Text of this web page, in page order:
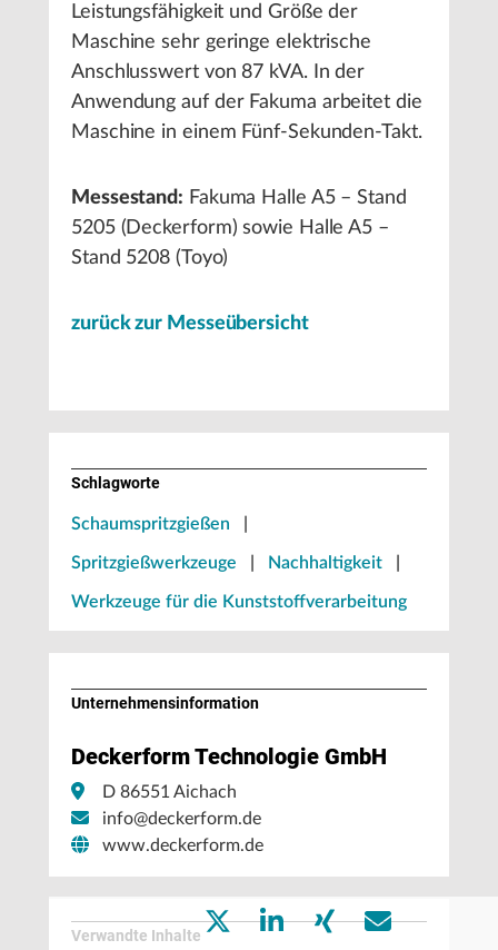
Leistungsfähigkeit und Größe der
Maschine sehr geringe elektrische
Anschlusswert von 87 kVA. In der
Anwendung auf der Fakuma arbeitet die
Maschine in einem Fünf-Sekunden-Takt.
Messestand: Fakuma Halle A5 – Stand
5205 (Deckerform) sowie Halle A5 –
Stand 5208 (Toyo)
zurück zur Messeübersicht
Schlagworte
Schaumspritzgießen
Spritzgießwerkzeuge Nachhaltigkeit
Werkzeuge für die Kunststoffverarbeitung
Unternehmens­information
Deckerform Technologie GmbH
D 86551 Aichach
info@deckerform.de
www.deckerform.de
Verwandte Inhalte